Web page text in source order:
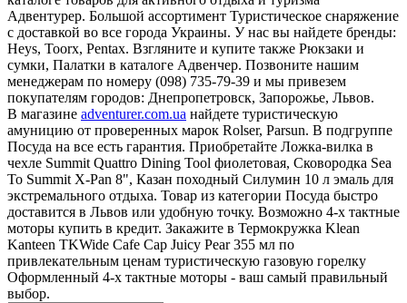
Адвентурер. Большой ассортимент Туристическое снаряжение
с доставкой во все города Украины. У нас вы найдете бренды:
Heys, Toorx, Pentax. Взгляните и купите также Рюкзаки и
сумки, Палатки в каталоге Адвенчер. Позвоните нашим
менеджерам по номеру (098) 735-79-39 и мы привезем
покупателям городов: Днепропетровск, Запорожье, Львов.
В магазине adventurer.com.ua найдете туристическую
амуницию от проверенных марок Rolser, Parsun. В подгруппе
Посуда на все есть гарантия. Приобретайте Ложка-вилка в
чехле Summit Quattro Dining Tool фиолетовая, Сковородка Sea
To Summit X-Pan 8", Казан походный Силумин 10 л эмаль для
экстремального отдыха. Товар из категории Посуда быстро
доставится в Львов или удобную точку. Возможно 4-х тактные
моторы купить в кредит. Закажите в Термокружка Klean
Kanteen TKWide Cafe Cap Juicy Pear 355 мл по
привлекательным ценам туристическую газовую горелку
Оформленный 4-х тактные моторы - ваш самый правильный
выбор.